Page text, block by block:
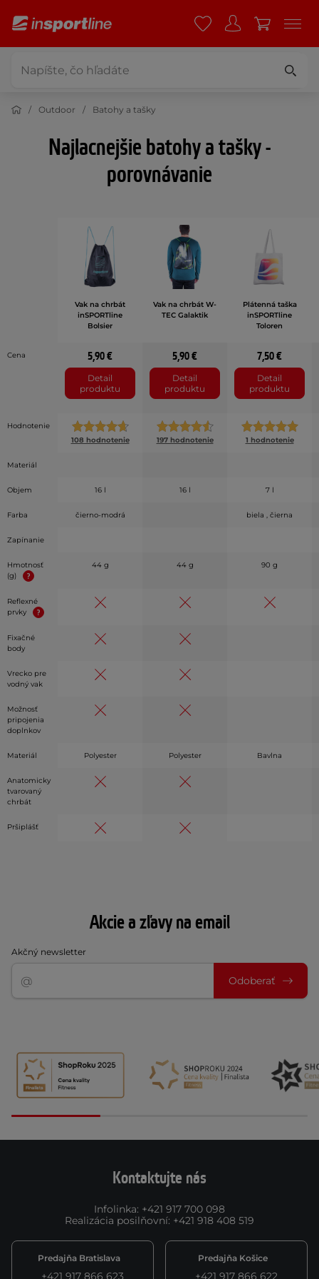
Outdoor Batohy a tašky
Najlacnejšie batohy a tašky -
porovnávanie
Vak na chrbát
inSPORTline
Bolsier
Vak na chrbát W-
TEC Galaktik
Plátenná taška
inSPORTline
Toloren
Cena 5,90 €
Detail
produktu
5,90 €
Detail
produktu
7,50 €
Detail
produktu
Hodnotenie
108 hodnotenie
197 hodnotenie 1 hodnotenie
Materiál
Objem 16 l 16 l 7 l
Farba čierno-modrá biela , čierna
Zapínanie
Hmotnosť
(g)
44 g 44 g 90 g
Reflexné
prvky
Fixačné
body
Vrecko pre
vodný vak
Možnosť
pripojenia
doplnkov
Materiál Polyester Polyester Bavlna
Anatomicky
tvarovaný
chrbát
Pršiplášť
Akcie a zľavy na email
Akčný newsletter
Odoberať
Kontaktujte nás
Infolinka: +421 917 700 098
Realizácia posilňovní: +421 918 408 519
Predajňa Bratislava
+421 917 866 623
Predajňa Košice
+421 917 866 622